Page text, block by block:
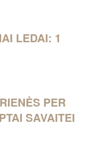
LEDAI: 1
PER
SAVAITEI